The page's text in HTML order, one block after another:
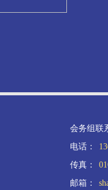
会务组联
电话：
传真：
邮箱：